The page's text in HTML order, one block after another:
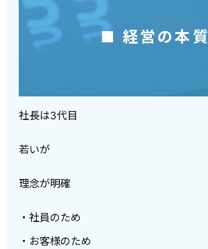
■ 経営の本質
社長は3代目
若いが
理念が明確
・社員のため
・お客様のため